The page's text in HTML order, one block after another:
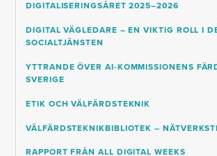
DIGITALISERINGSÅRET 2025–2026
DIGITAL VÄGLEDARE – EN VIKTIG ROLL I
SOCIALTJÄNSTEN
YTTRANDE ÖVER AI-KOMMISSIONENS
SVERIGE
ETIK OCH VÄLFÄRDSTEKNIK
VÄLFÄRDSTEKNIKBIBLIOTEK –
RAPPORT FRÅN ALL DIGITAL WEEKS